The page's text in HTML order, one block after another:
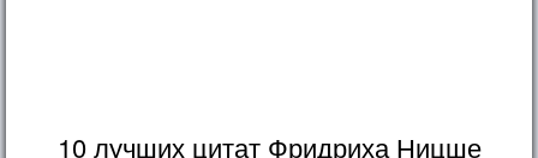
10 лучших цитат Фридриха Ницше